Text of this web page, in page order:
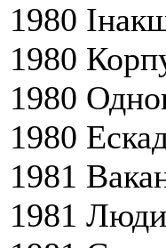
1980
1980
1980
1980
1981
1981 Люди